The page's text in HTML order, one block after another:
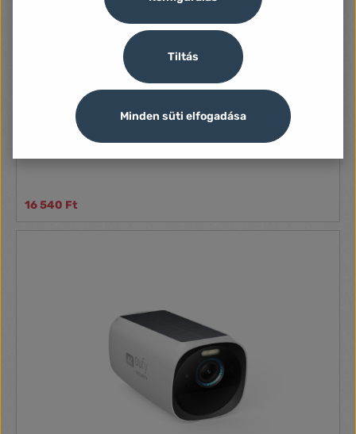
EZVIZ H3C 2K+felbontás kültéri kamera, színes éjszakai
látás integetőkéz felimerés, testreszabható észlelési
zóna, 512GB
16 540 Ft
Tiltás
Minden süti elfogadása